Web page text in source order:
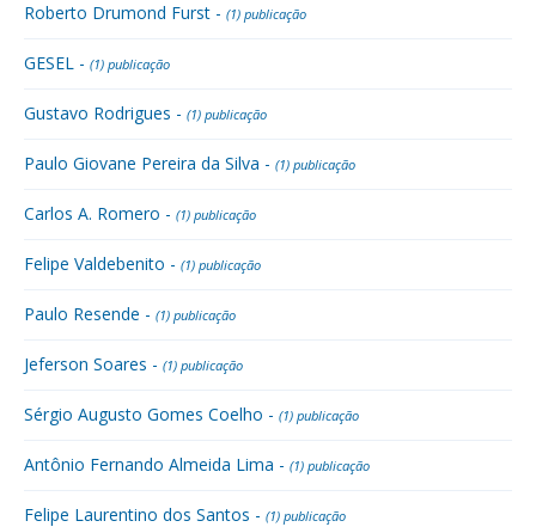
Roberto Drumond Furst - (1) publicação
GESEL - (1) publicação
Gustavo Rodrigues - (1) publicação
Paulo Giovane Pereira da Silva - (1) publicação
Carlos A. Romero - (1) publicação
Felipe Valdebenito - (1) publicação
Paulo Resende - (1) publicação
Jeferson Soares - (1) publicação
Sérgio Augusto Gomes Coelho - (1) publicação
Antônio Fernando Almeida Lima - (1) publicação
Felipe Laurentino dos Santos - (1) publicação